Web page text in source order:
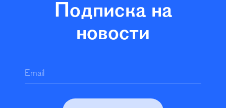
Подписка на
новости
Email